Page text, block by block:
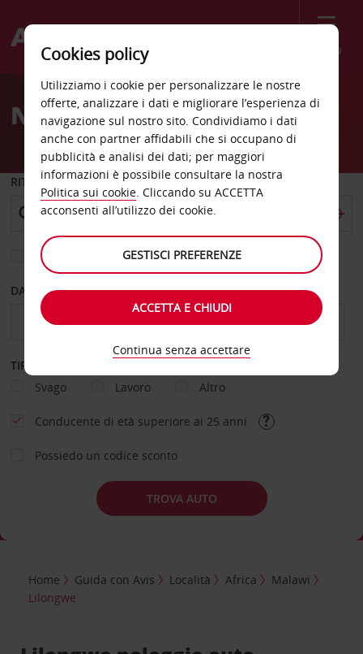
Menù
Welcome
AvisNoleggio auto Lilongwe
RITIRO DA
Scegli una località di riconsegna diversa
DAL GIORNO AL GIORNO
TIPOLOGIA DI NOLEGGIO
Svago
Lavoro Altro
Conducente di età superiore ai 25 anni
Possiedo un codice sconto
TROVA AUTO
Home Guida con Avis Località Africa
Malawi
Lilongwe
Cookies policy
Utilizziamo i cookie per personalizzare le nostre
offerte, analizzare i dati e migliorare l’esperienza di
navigazione sul nostro sito. Condividiamo i dati
anche con partner affidabili che si occupano di
pubblicità e analisi dei dati; per maggiori
informazioni è possibile consultare la nostra
Politica sui cookie. Cliccando su ACCETTA
acconsenti all’utilizzo dei cookie.
GESTISCI PREFERENZE
ACCETTA E CHIUDI
Continua senza accettare